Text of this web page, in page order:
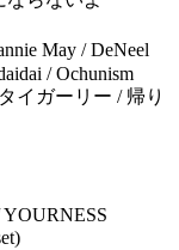
May / DeNeel
/ Ochunism
イガーリー / 帰り